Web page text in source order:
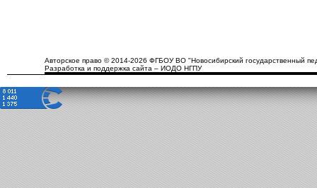
Авторское право © 2014-2026 ФГБОУ ВО "Новосибирский государственный
Разработка и поддержка сайта – ИОДО НГПУ